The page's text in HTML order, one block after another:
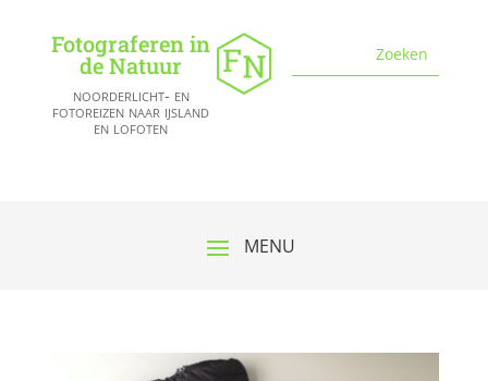
Fotograferen in
de Natuur
noorderlicht- en
fotoreizen naar ijsland
en lofoten